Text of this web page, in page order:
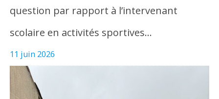
question par rapport à l’intervenant
scolaire en activités sportives…
11 juin 2026